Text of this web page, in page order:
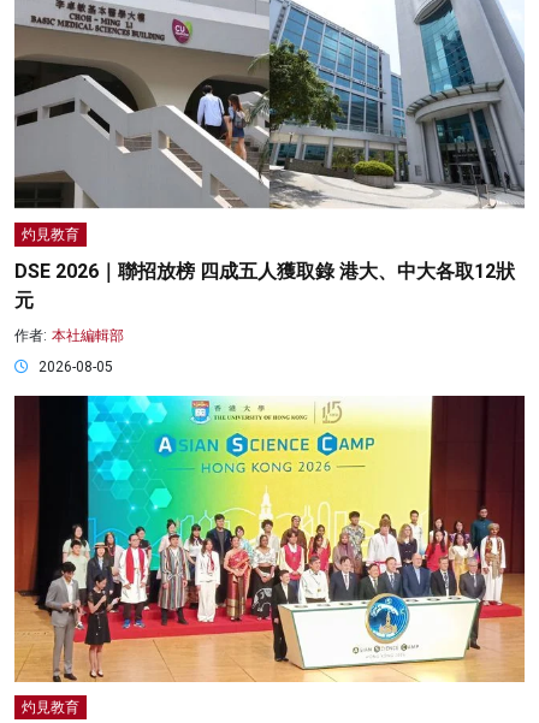
灼見教育
DSE 2026｜聯招放榜 四成五人獲取錄 港大、中大各取12狀
元
作者: 本社編輯部
2026-08-05
灼見教育